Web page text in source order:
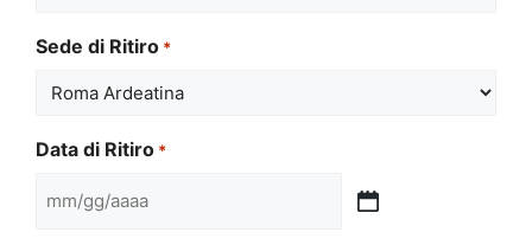
Sede di Ritiro *
Data di Ritiro *
MM